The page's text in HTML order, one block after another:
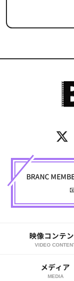
BRANC
映像コンテ
VIDEO
メディア
MEDIA